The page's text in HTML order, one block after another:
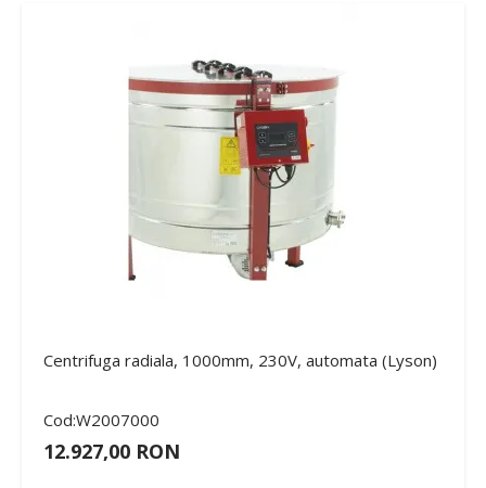
Centrifuga radiala, 1000mm, 230V, automata (Lyson)
Cod:W2007000
12.927,00 RON